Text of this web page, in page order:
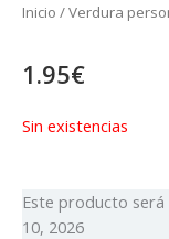
Inicio /Verdura
1.95€
Sin existencias
Este producto
10, 2026